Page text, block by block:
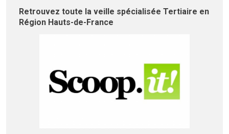
Retrouvez toute la veille spécialisée Tertiaire en
Région Hauts-de-France